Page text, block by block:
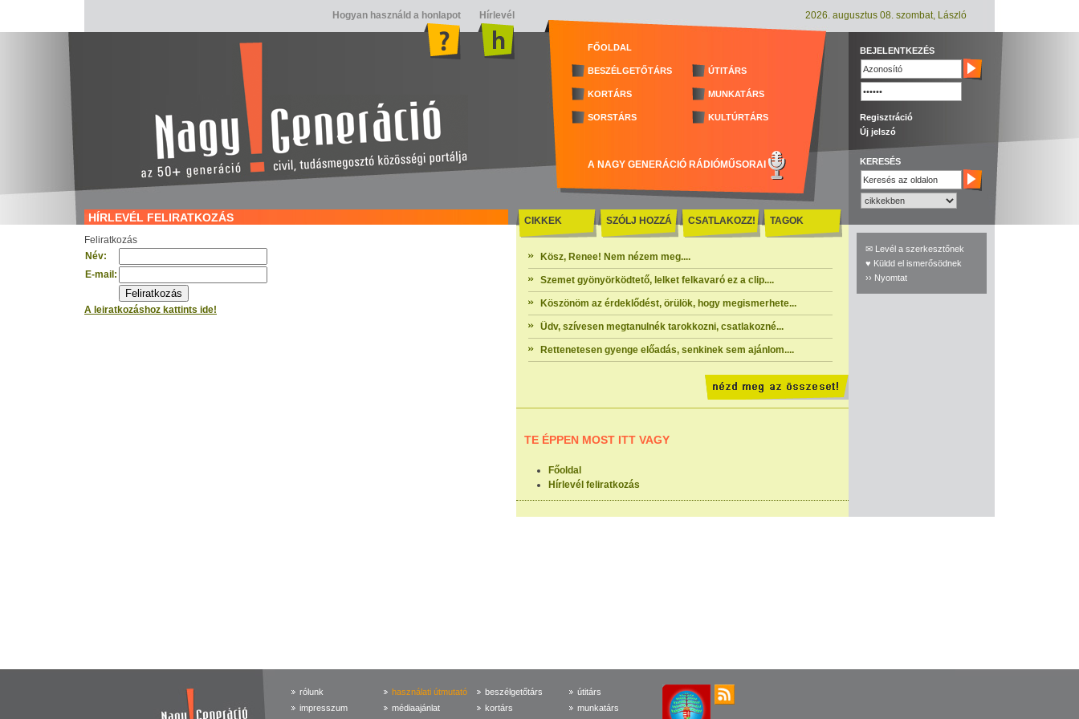
Hogyan használd a honlapot Hírlevél 2026. augusztus 08. szombat, László
FŐOLDAL
BESZÉLGETŐTÁRS ÚTITÁRS
KORTÁRS MUNKATÁRS
SORSTÁRS KULTÚRTÁRS
A NAGY GENERÁCIÓ RÁDIÓMŰSORAI
BEJELENTKEZÉS
Regisztráció
Új jelszó
KERESÉS
HÍRLEVÉL FELIRATKOZÁS
Feliratkozás
Név:
E-mail:
A leiratkozáshoz kattints ide!
CIKKEK SZÓLJ HOZZÁ CSATLAKOZZ! TAGOK
Kösz, Renee! Nem nézem meg....
Szemet gyönyörködtető, lelket felkavaró ez a clip....
Köszönöm az érdeklődést, örülök, hogy megismerhete...
Üdv, szívesen megtanulnék tarokkozni, csatlakozné...
Rettenetesen gyenge előadás, senkinek sem ajánlom....
TE ÉPPEN MOST ITT VAGY
Főoldal
Hírlevél feliratkozás
✉ Levél a szerkesztőnek
♥ Küldd el ismerősödnek
›› Nyomtat
rólunk
impresszum
használati útmutató
médiaajánlat
beszélgetőtárs
kortárs
útitárs
munkatárs